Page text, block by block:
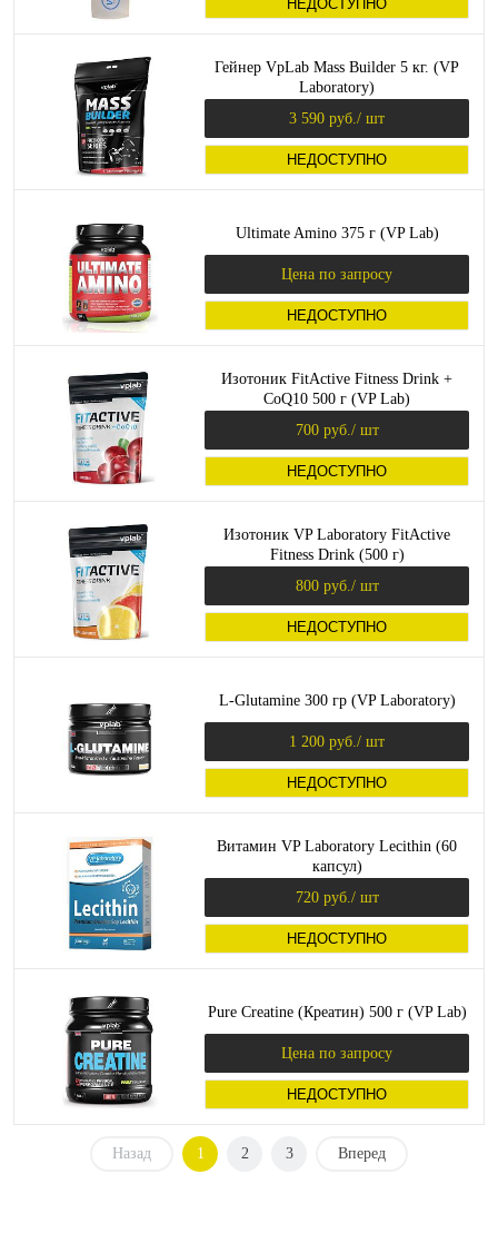
НЕДОСТУПНО
Гейнер VpLab Mass Builder 5 кг. (VP
Laboratory)
3 590 руб. / шт
НЕДОСТУПНО
Ultimate Amino 375 г (VP Lab)
Цена по запросу
НЕДОСТУПНО
Изотоник FitActive Fitness Drink +
CoQ10 500 г (VP Lab)
700 руб. / шт
НЕДОСТУПНО
Изотоник VP Laboratory FitActive
Fitness Drink (500 г)
800 руб. / шт
НЕДОСТУПНО
L-Glutamine 300 гр (VP Laboratory)
1 200 руб. / шт
НЕДОСТУПНО
Витамин VP Laboratory Lecithin (60
капсул)
720 руб. / шт
НЕДОСТУПНО
Pure Creatine (Креатин) 500 г (VP Lab)
Цена по запросу
НЕДОСТУПНО
Назад 1 2 3 Вперед